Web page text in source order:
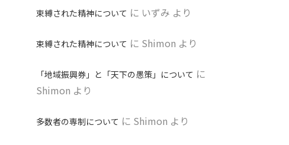
束縛された精神について に いずみ より
束縛された精神について に Shimon より
「地域振興券」と「天下の愚策」について に
Shimon より
多数者の専制について に Shimon より